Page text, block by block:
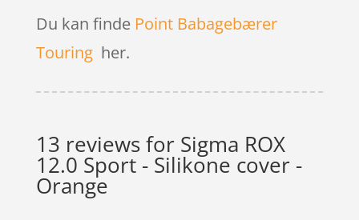
Du kan finde Point Babagebærer
Touringher.
13 reviews for Sigma ROX
12.0 Sport - Silikone cover -
Orange